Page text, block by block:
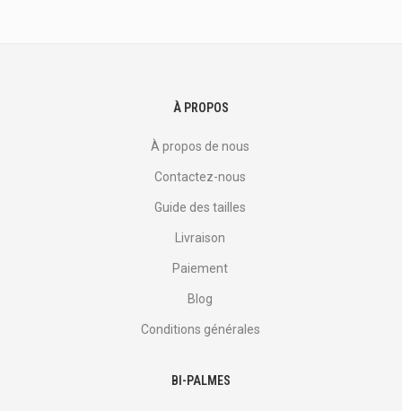
À PROPOS
À propos de nous
Contactez-nous
Guide des tailles
Livraison
Paiement
Blog
Conditions générales
BI-PALMES